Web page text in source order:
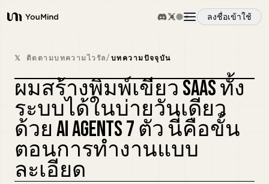
YouMind
ลงชื่อเข้าใช้
ภาพรวม
กรณีการใช้งาน
ทักษะ
พรอมต์
𝕏 ติดตามบทความไวรัล/บทความปัจจุบัน
รีมิกซ์ปก
ผมสร้างพิมพ์เขียว SAAS ทั้ง
ระบบได้ในบ่ายวันเดียว
ด้วย AI AGENTS 7 ตัว นี่คือขั้น
ตอนการทำงานแบบ
ละเอียด